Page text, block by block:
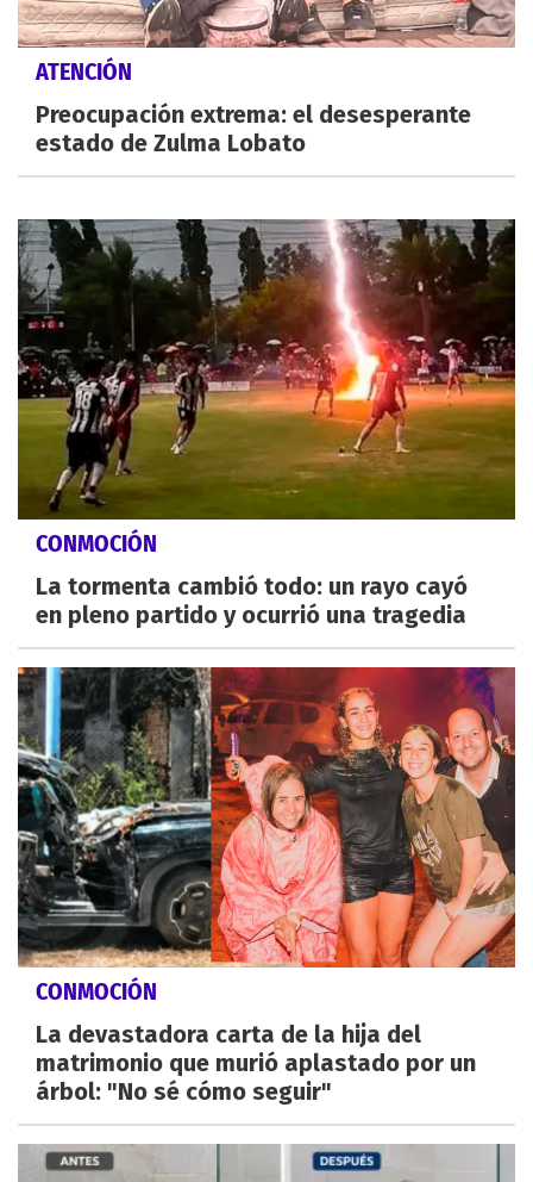
ATENCIÓN
Preocupación extrema: el desesperante
estado de Zulma Lobato
CONMOCIÓN
La tormenta cambió todo: un rayo cayó
en pleno partido y ocurrió una tragedia
CONMOCIÓN
La devastadora carta de la hija del
matrimonio que murió aplastado por un
árbol: "No sé cómo seguir"